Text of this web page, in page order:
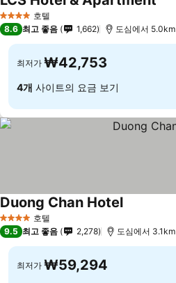
4 성급 호텔
8.6 최고 좋음 1,662 도심에서 5.0km
최저가 ₩42,753
4개 사이트의 요금 보기
4 성급 호텔
Duong Chan Hotel
9.5 최고 좋음 2,278 도심에서 3.1km
최저가 ₩59,294